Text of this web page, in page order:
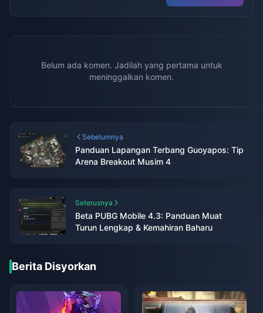
Belum ada komen. Jadilah yang pertama untuk
meninggalkan komen.
Sebelumnya
Panduan Lapangan Terbang Guoyapos: Tip
Arena Breakout Musim 4
Seterusnya
Beta PUBG Mobile 4.3: Panduan Muat
Turun Lengkap & Kemahiran Baharu
Berita Disyorkan